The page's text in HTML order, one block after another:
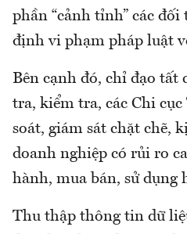
phần “cảnh tỉnh” các đối
định vi phạm pháp luật
Bên cạnh đó, chỉ đạo tất
tra, kiểm tra, các Chi
soát, giám sát chặt chẽ,
doanh nghiệp có rủi ro
hành, mua bán, sử dụng
Thu thập thông tin dữ